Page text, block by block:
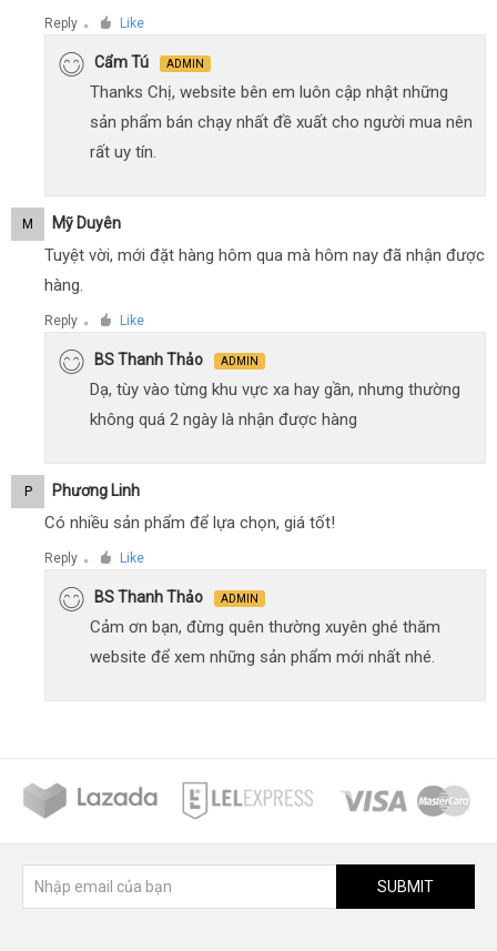
Reply ● Like
Cẩm Tú ADMIN
Thanks Chị, website bên em luôn cập nhật những
sản phẩm bán chạy nhất đề xuất cho người mua nên
rất uy tín.
M Mỹ Duyên
Tuyệt vời, mới đặt hàng hôm qua mà hôm nay đã nhận được
hàng.
Reply ● Like
BS Thanh Thảo ADMIN
Dạ, tùy vào từng khu vực xa hay gần, nhưng thường
không quá 2 ngày là nhận được hàng
P Phương Linh
Có nhiều sản phẩm để lựa chọn, giá tốt!
Reply ● Like
BS Thanh Thảo ADMIN
Cảm ơn bạn, đừng quên thường xuyên ghé thăm
website để xem những sản phẩm mới nhất nhé.
SUBMIT